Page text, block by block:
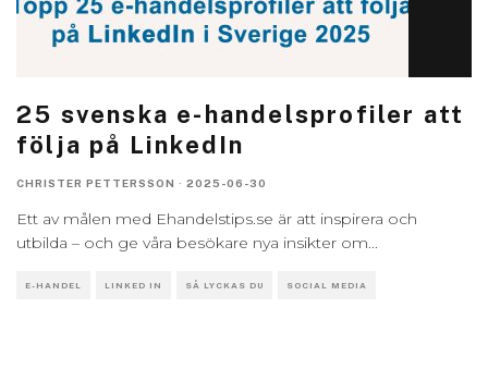
25 svenska e-handelsprofiler att
följa på LinkedIn
CHRISTER PETTERSSON · 2025-06-30
Ett av målen med Ehandelstips.se är att inspirera och
utbilda – och ge våra besökare nya insikter om...
E-HANDEL LINKED IN SÅ LYCKAS DU SOCIAL MEDIA